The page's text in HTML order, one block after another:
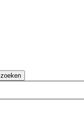
zoeken